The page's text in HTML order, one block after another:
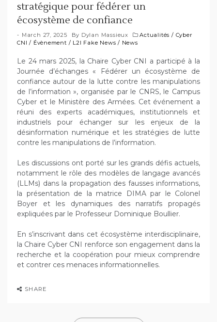
stratégique pour fédérer un
écosystème de confiance
March 27, 2025 By Dylan Massieux Actualités / Cyber
CNI / Évènement / L2I Fake News / News
Le 24 mars 2025, la Chaire Cyber CNI a participé à la
Journée d’échanges « Fédérer un écosystème de
confiance autour de la lutte contre les manipulations
de l’information », organisée par le CNRS, le Campus
Cyber et le Ministère des Armées. Cet événement a
réuni des experts académiques, institutionnels et
industriels pour échanger sur les enjeux de la
désinformation numérique et les stratégies de lutte
contre les manipulations de l’information.
Les discussions ont porté sur les grands défis actuels,
notamment le rôle des modèles de langage avancés
(LLMs) dans la propagation des fausses informations,
la présentation de la matrice DIMA par le Colonel
Boyer et les dynamiques des narratifs propagés
expliquées par le Professeur Dominique Boullier.
En s’inscrivant dans cet écosystème interdisciplinaire,
la Chaire Cyber CNI renforce son engagement dans la
recherche et la coopération pour mieux comprendre
et contrer ces menaces informationnelles.
SHARE